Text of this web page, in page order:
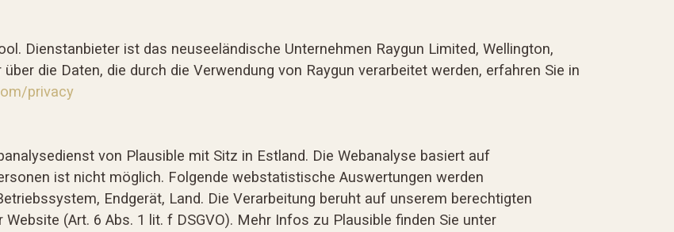
Dienstanbieter ist das neuseeländische Unternehmen Raygun Limited, Wellington,
die Daten, die durch die Verwendung von Raygun verarbeitet werden, erfahren Sie in
privacy
von Plausible mit Sitz in Estland. Die Webanalyse basiert auf
ist nicht möglich. Folgende webstatistische Auswertungen werden
Endgerät, Land. Die Verarbeitung beruht auf unserem berechtigten
(Art. 6 Abs. 1 lit. f DSGVO). Mehr Infos zu Plausible finden Sie unter